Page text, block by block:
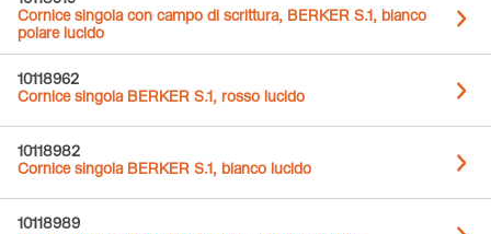
Cornice singola con campo di scrittura, BERKER S.1, bianco
polare lucido
10118962
Cornice singola BERKER S.1, rosso lucido
10118982
Cornice singola BERKER S.1, bianco lucido
10118989